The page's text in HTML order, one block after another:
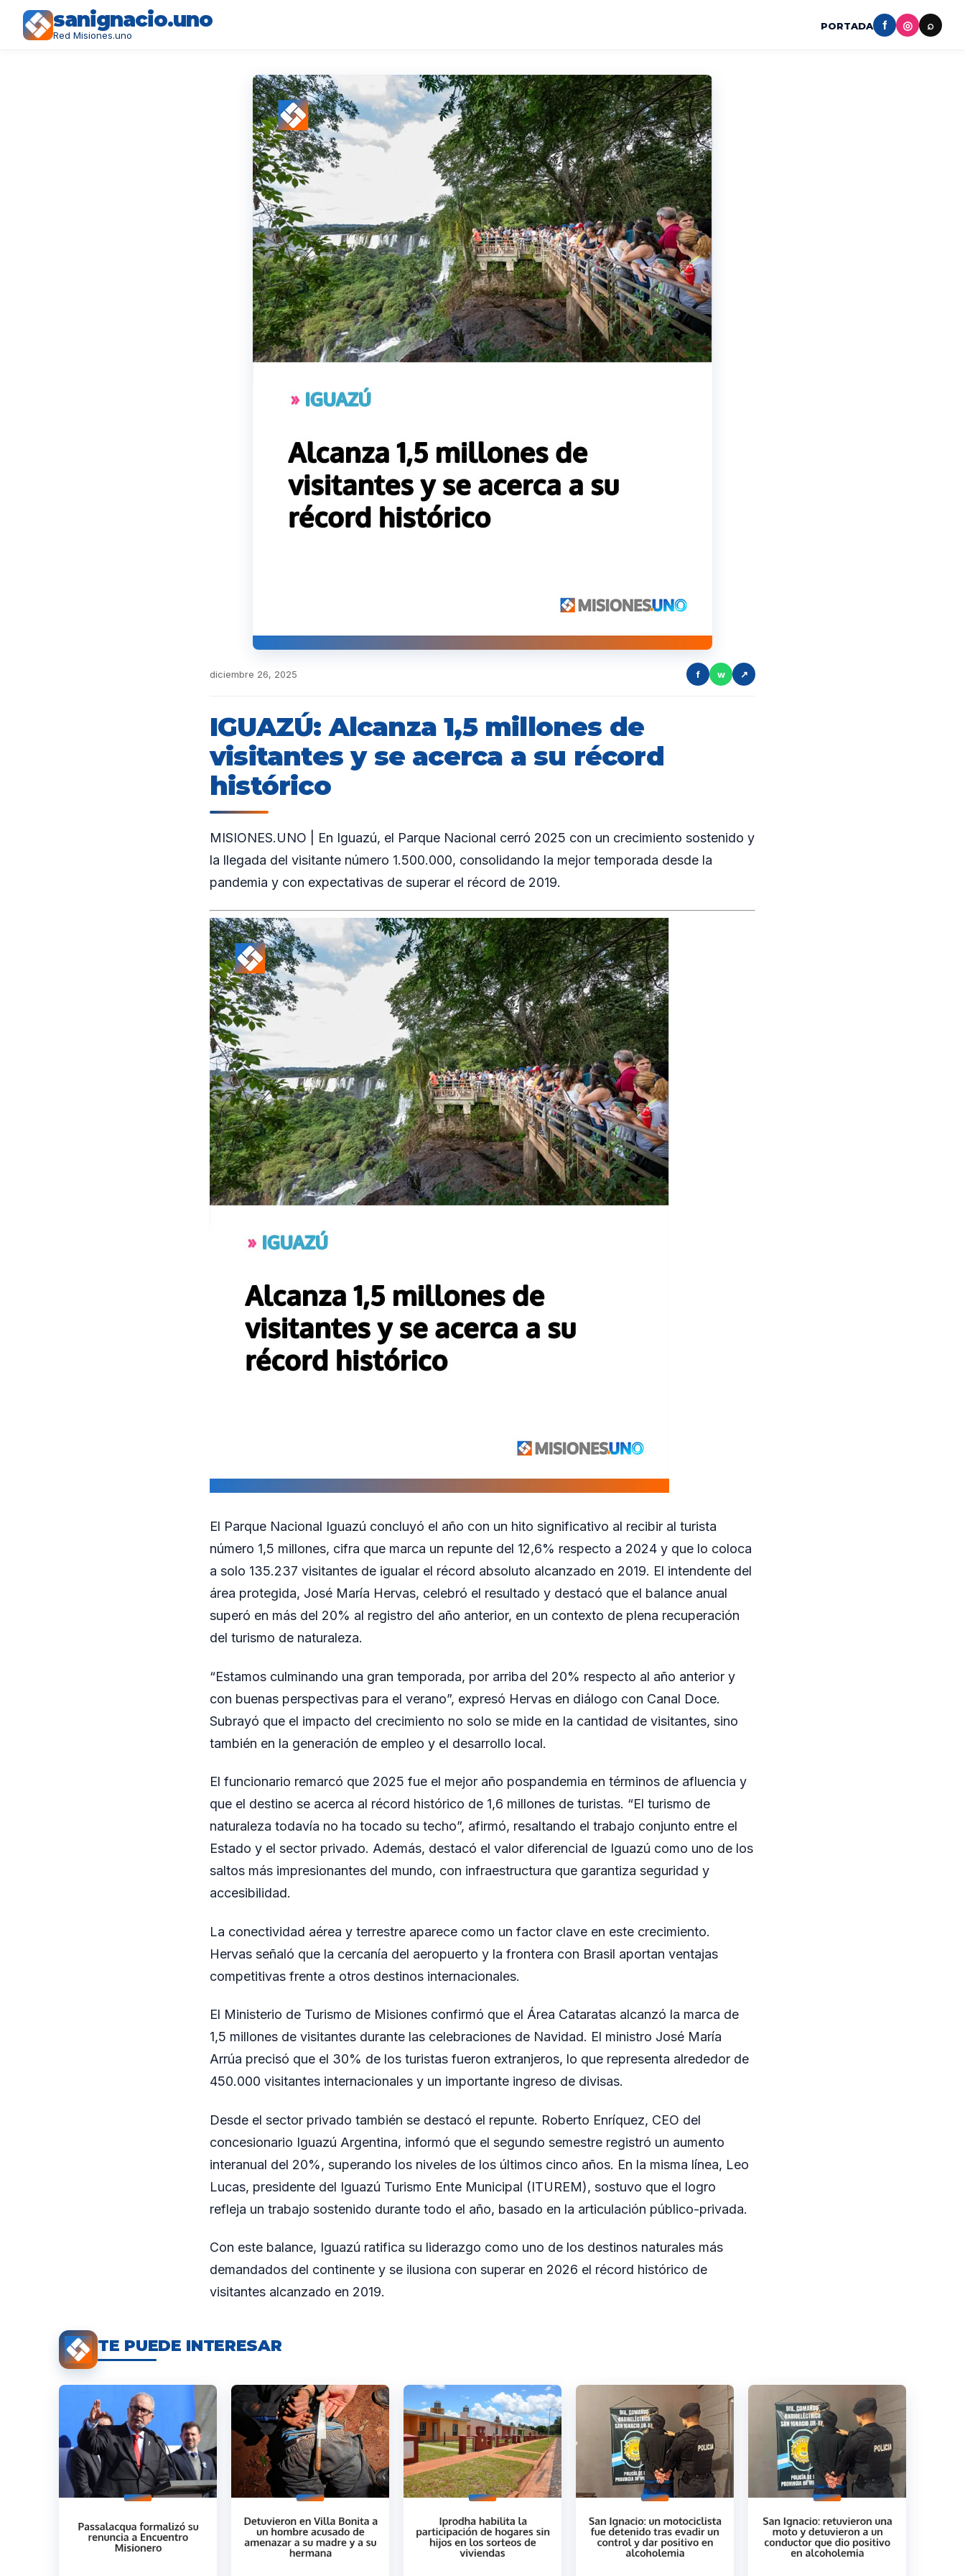
sanignacio.uno
Red Misiones.uno
PORTADA f ◎ ⌕
diciembre 26, 2025 f w ↗
IGUAZÚ: Alcanza 1,5 millones de
visitantes y se acerca a su récord
histórico
MISIONES.UNO | En Iguazú, el Parque Nacional cerró 2025 con un crecimiento sostenido y
la llegada del visitante número 1.500.000, consolidando la mejor temporada desde la
pandemia y con expectativas de superar el récord de 2019.
El Parque Nacional Iguazú concluyó el año con un hito significativo al recibir al turista
número 1,5 millones, cifra que marca un repunte del 12,6% respecto a 2024 y que lo coloca
a solo 135.237 visitantes de igualar el récord absoluto alcanzado en 2019. El intendente del
área protegida, José María Hervas, celebró el resultado y destacó que el balance anual
superó en más del 20% al registro del año anterior, en un contexto de plena recuperación
del turismo de naturaleza.
“Estamos culminando una gran temporada, por arriba del 20% respecto al año anterior y
con buenas perspectivas para el verano”, expresó Hervas en diálogo con Canal Doce.
Subrayó que el impacto del crecimiento no solo se mide en la cantidad de visitantes, sino
también en la generación de empleo y el desarrollo local.
El funcionario remarcó que 2025 fue el mejor año pospandemia en términos de afluencia y
que el destino se acerca al récord histórico de 1,6 millones de turistas. “El turismo de
naturaleza todavía no ha tocado su techo”, afirmó, resaltando el trabajo conjunto entre el
Estado y el sector privado. Además, destacó el valor diferencial de Iguazú como uno de los
saltos más impresionantes del mundo, con infraestructura que garantiza seguridad y
accesibilidad.
La conectividad aérea y terrestre aparece como un factor clave en este crecimiento.
Hervas señaló que la cercanía del aeropuerto y la frontera con Brasil aportan ventajas
competitivas frente a otros destinos internacionales.
El Ministerio de Turismo de Misiones confirmó que el Área Cataratas alcanzó la marca de
1,5 millones de visitantes durante las celebraciones de Navidad. El ministro José María
Arrúa precisó que el 30% de los turistas fueron extranjeros, lo que representa alrededor de
450.000 visitantes internacionales y un importante ingreso de divisas.
Desde el sector privado también se destacó el repunte. Roberto Enríquez, CEO del
concesionario Iguazú Argentina, informó que el segundo semestre registró un aumento
interanual del 20%, superando los niveles de los últimos cinco años. En la misma línea, Leo
Lucas, presidente del Iguazú Turismo Ente Municipal (ITUREM), sostuvo que el logro
refleja un trabajo sostenido durante todo el año, basado en la articulación público-privada.
Con este balance, Iguazú ratifica su liderazgo como uno de los destinos naturales más
demandados del continente y se ilusiona con superar en 2026 el récord histórico de
visitantes alcanzado en 2019.
TE PUEDE INTERESAR